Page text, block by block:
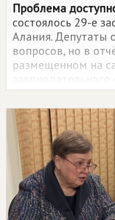
Проблема
состоялось 29-е
Алания. Депутаты
вопросов, но в
размещенном на
упоминание о
поднял депутат,
СПРАВЕДЛИВАЯ
Дидаров.